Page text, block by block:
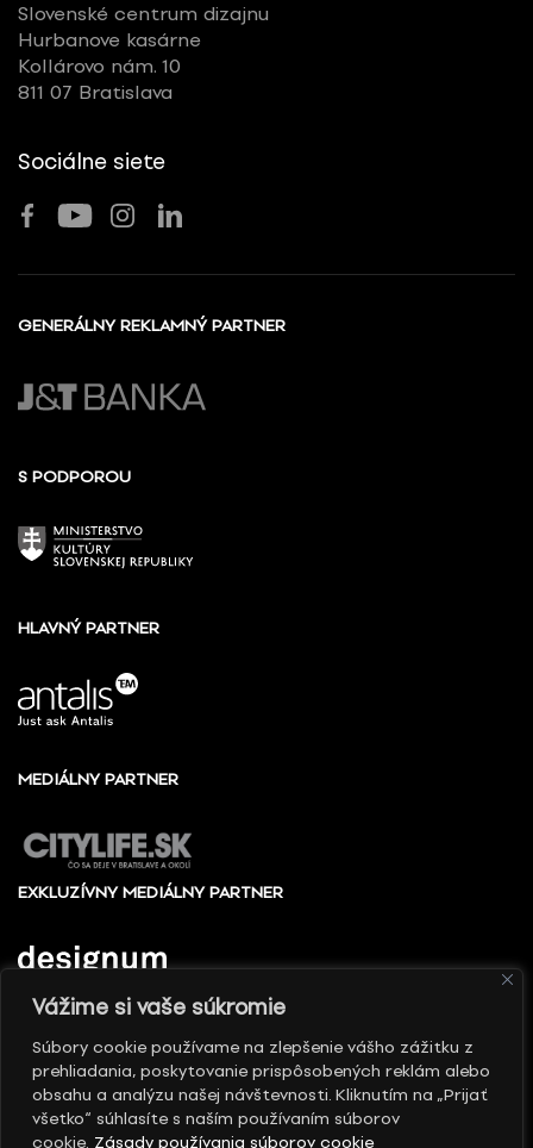
Vážime si vaše súkromie
Súbory cookie používame na zlepšenie vášho zážitku z
prehliadania, poskytovanie prispôsobených reklám alebo
obsahu a analýzu našej návštevnosti. Kliknutím na „Prijať
všetko“ súhlasíte s naším používaním súborov
cookie. Zásady používania súborov cookie
Slovenské centrum dizajnu
Hurbanove kasárne
Kollárovo nám. 10
811 07 Bratislava
Sociálne siete
GENERÁLNY REKLAMNÝ PARTNER
S PODPOROU
HLAVNÝ PARTNER
MEDIÁLNY PARTNER
EXKLUZÍVNY MEDIÁLNY PARTNER
© 2010 - 2026 Slovenské centrum dizajnu, Všetky
práva vyhradené